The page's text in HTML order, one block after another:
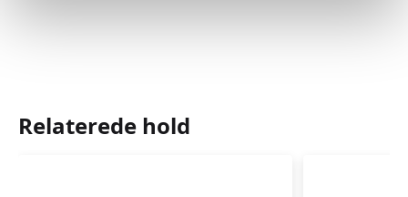
Relaterede hold